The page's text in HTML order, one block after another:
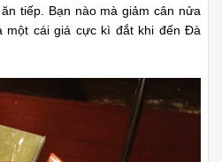
tiếp. Bạn nào mà giảm cân nửa
một cái giá cực kì đắt khi đến Đà